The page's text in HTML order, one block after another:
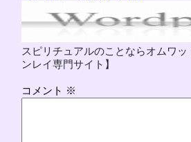
スピリチュアルのことならオムワッ
ンレイ専門サイト】
コメント ※